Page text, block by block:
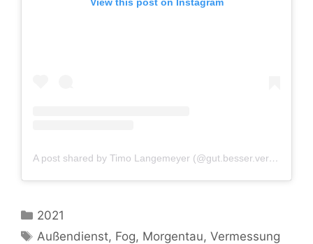
A post shared by Timo Langemeyer (@gut.besser.vermesser)
Kategorien
2021
Schlagwörter
Außendienst, Fog, Morgentau,Vermessung